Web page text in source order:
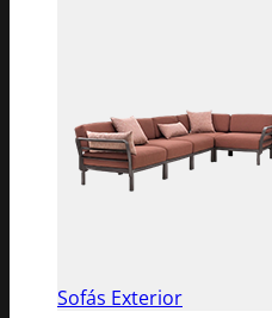
Sofás Exterior